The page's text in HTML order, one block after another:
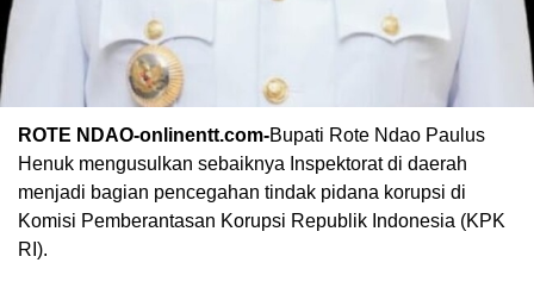
ROTE NDAO-onlinentt.com-Bupati Rote Ndao Paulus
Henuk mengusulkan sebaiknya Inspektorat di daerah
menjadi bagian pencegahan tindak pidana korupsi di
Komisi Pemberantasan Korupsi Republik Indonesia (KPK
RI).